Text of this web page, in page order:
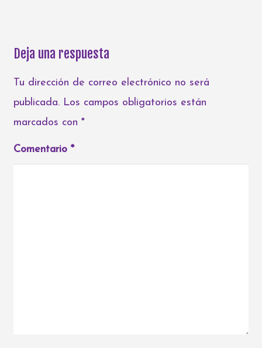
Deja una respuesta
Tu dirección de correo electrónico no será
publicada. Los campos obligatorios están
marcados con *
Comentario *